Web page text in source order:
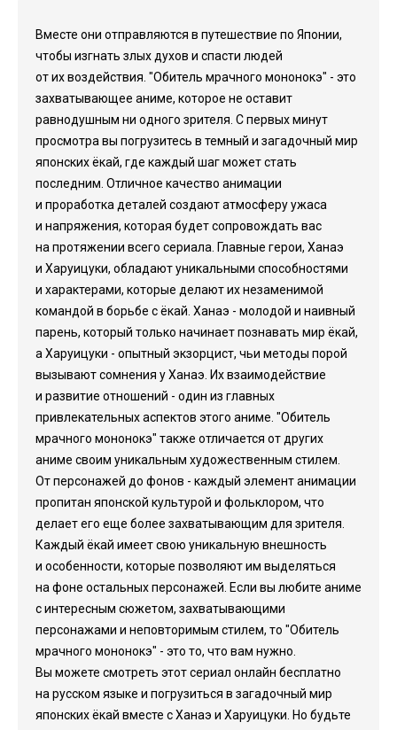
Вместе они отправляются в путешествие по Японии,
чтобы изгнать злых духов и спасти людей
от их воздействия. "Обитель мрачного мононокэ" - это
захватывающее аниме, которое не оставит
равнодушным ни одного зрителя. С первых минут
просмотра вы погрузитесь в темный и загадочный мир
японских ёкай, где каждый шаг может стать
последним. Отличное качество анимации
и проработка деталей создают атмосферу ужаса
и напряжения, которая будет сопровождать вас
на протяжении всего сериала. Главные герои, Ханаэ
и Харуицуки, обладают уникальными способностями
и характерами, которые делают их незаменимой
командой в борьбе с ёкай. Ханаэ - молодой и наивный
парень, который только начинает познавать мир ёкай,
а Харуицуки - опытный экзорцист, чьи методы порой
вызывают сомнения у Ханаэ. Их взаимодействие
и развитие отношений - один из главных
привлекательных аспектов этого аниме. "Обитель
мрачного мононокэ" также отличается от других
аниме своим уникальным художественным стилем.
От персонажей до фонов - каждый элемент анимации
пропитан японской культурой и фольклором, что
делает его еще более захватывающим для зрителя.
Каждый ёкай имеет свою уникальную внешность
и особенности, которые позволяют им выделяться
на фоне остальных персонажей. Если вы любите аниме
с интересным сюжетом, захватывающими
персонажами и неповторимым стилем, то "Обитель
мрачного мононокэ" - это то, что вам нужно.
Вы можете смотреть этот сериал онлайн бесплатно
на русском языке и погрузиться в загадочный мир
японских ёкай вместе с Ханаэ и Харуицуки. Но будьте